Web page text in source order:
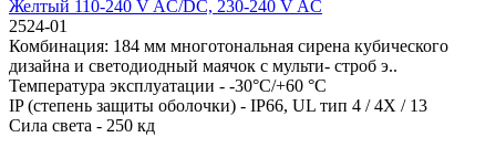
Желтый 110-240 V AC/DC, 230-240 V AC
2524-01
Комбинация: 184 мм многотональная сирена кубического
дизайна и светодиодный маячок с мульти- строб э..
Температура эксплуатации - -30°C/+60 °C
IP (степень защиты оболочки) - IP66, UL тип 4 / 4X / 13
Сила света - 250 кд